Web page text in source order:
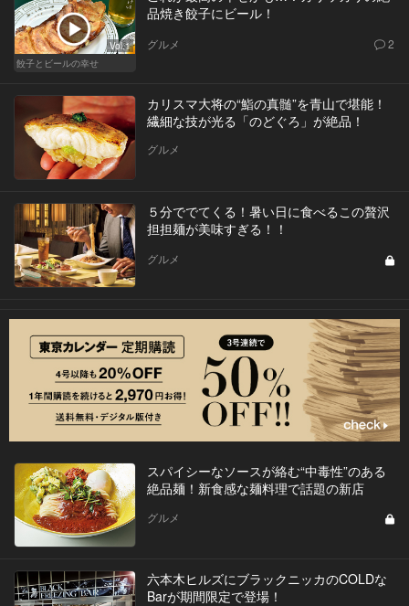
Vol.1
餃子とビールの幸せ
品焼き餃子にビール！
グルメ 2
カリスマ大将の“鮨の真髄”を青山で堪能！
繊細な技が光る「のどぐろ」が絶品！
グルメ
５分ででてくる！暑い日に食べるこの贅沢
担担麺が美味すぎる！！
グルメ
スパイシーなソースが絡む“中毒性”のある
絶品麺！新食感な麺料理で話題の新店
グルメ
六本木ヒルズにブラックニッカのCOLDな
Barが期間限定で登場！